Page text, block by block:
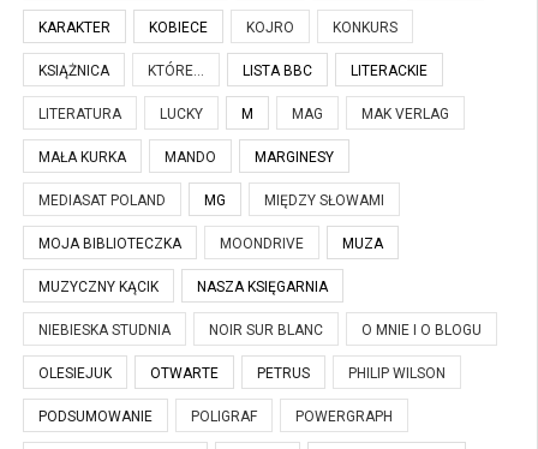
KARAKTER KOBIECE KOJRO KONKURS
KSIĄŻNICA KTÓRE... LISTA BBC LITERACKIE
LITERATURA LUCKY M MAG MAK VERLAG
MAŁA KURKA MANDO MARGINESY
MEDIASAT POLAND MG MIĘDZY SŁOWAMI
MOJA BIBLIOTECZKA MOONDRIVE MUZA
MUZYCZNY KĄCIK NASZA KSIĘGARNIA
NIEBIESKA STUDNIA NOIR SUR BLANC O MNIE I O BLOGU
OLESIEJUK OTWARTE PETRUS PHILIP WILSON
PODSUMOWANIE POLIGRAF POWERGRAPH